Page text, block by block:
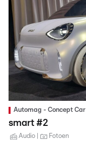
Automag - Concept Car
smart #2
Audio Fotoen